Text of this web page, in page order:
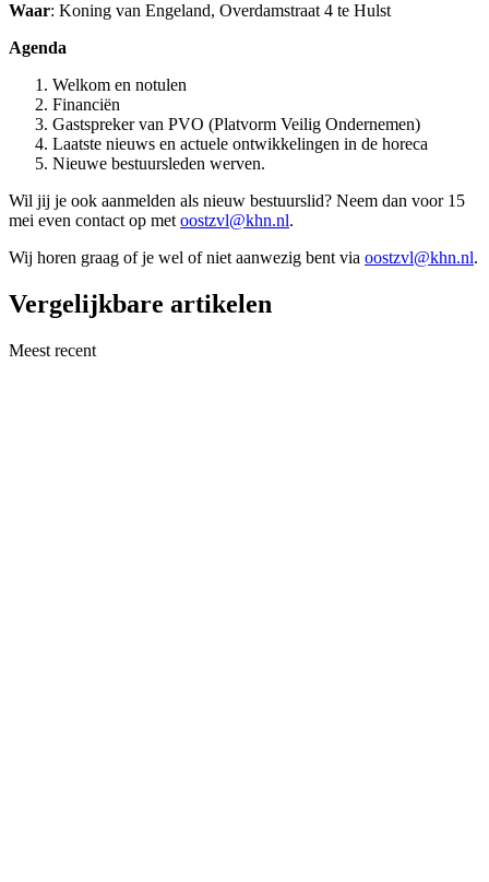
Waar: Koning van Engeland, Overdamstraat 4 te Hulst
Agenda
Welkom en notulen
Financiën
Gastspreker van PVO (Platvorm Veilig Ondernemen)
Laatste nieuws en actuele ontwikkelingen in de horeca
Nieuwe bestuursleden werven.
Wil jij je ook aanmelden als nieuw bestuurslid? Neem dan voor 15
mei even contact op met oostzvl@khn.nl.
Wij horen graag of je wel of niet aanwezig bent via oostzvl@khn.nl.
Vergelijkbare artikelen
Meest recent